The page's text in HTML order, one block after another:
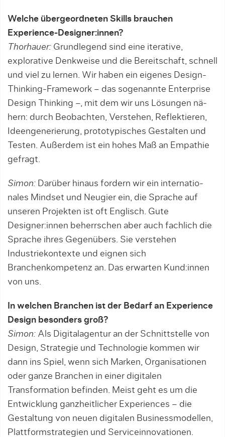
Welche übergeordneten Skills brauchen
Experience-Designer:innen?
Thorhauer: Grundlegend sind eine iterati­ve,
explorative Denkweise und die Bereit­schaft, schnell
und viel zu lernen. Wir haben ein eigenes Design-
Thinking-Framework – das sogenannte Enterprise
Design Thinking –, mit dem wir uns Lösungen nä­
hern: durch Beobachten, Ver­stehen, Re­­flek­tieren,
Ideengenerierung, pro­to­­typi­sches Ge­stalten und
Testen. Außerdem ist ein hohes Maß an Empathie
gefragt.
Simon: Darüber hinaus fordern wir ein in­terna­tio­
nales Mindset und Neugier ein, die Sprache auf
unseren Projekten ist oft Englisch. Gute
Designer:innen beherrschen aber auch fachlich die
Sprache ihres Gegenübers. Sie verstehen
Industrie­kon­tex­te und eignen sich
Branchenkompetenz an. Das erwarten Kund:innen
von uns.
In welchen Branchen ist der Bedarf an Experience
Design besonders groß?
Simon: Als Digitalagentur an der Schnittstelle von
Design, Strategie und Technolo­gie kommen wir
dann ins Spiel, wenn sich Marken, Organisationen
oder ganze Bran­chen in einer digitalen
Transformation be­finden. Meist geht es um die
Entwicklung ganzheitlicher Experiences – die
Gestaltung von neuen digitalen Businessmo­del­len,
Plattformstrategien und Serviceinnovationen.